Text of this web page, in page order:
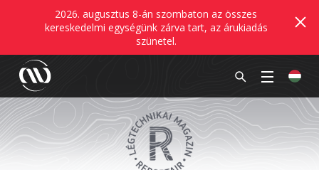
2026. augusztus 8-án szombaton az összes
kereskedelmi egységünk zárva tart, az árukiadás
szünetel.